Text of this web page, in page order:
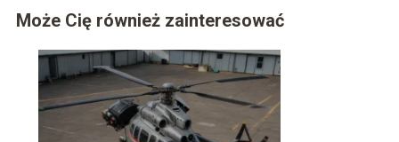
Może Cię również zainteresować